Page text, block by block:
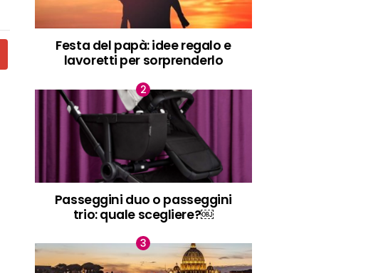
Festa del papà: idee regalo e
lavoretti per sorprenderlo
Passeggini duo o passeggini
trio: quale scegliere?￼